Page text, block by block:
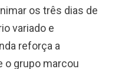
os três dias de
variado e
reforça a
o grupo marcou